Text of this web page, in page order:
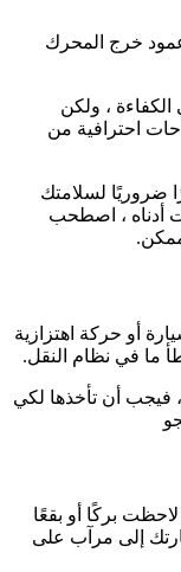
خرج المحرك
، ولكن
احترافية من
ضروريًا لسلامتك
أدناه ، اصطحب
أو حركة اهتزازية
ما في نظام النقل.
، فيجب أن تأخذها لكي
بركًا أو بقعًا
إلى مرآب على